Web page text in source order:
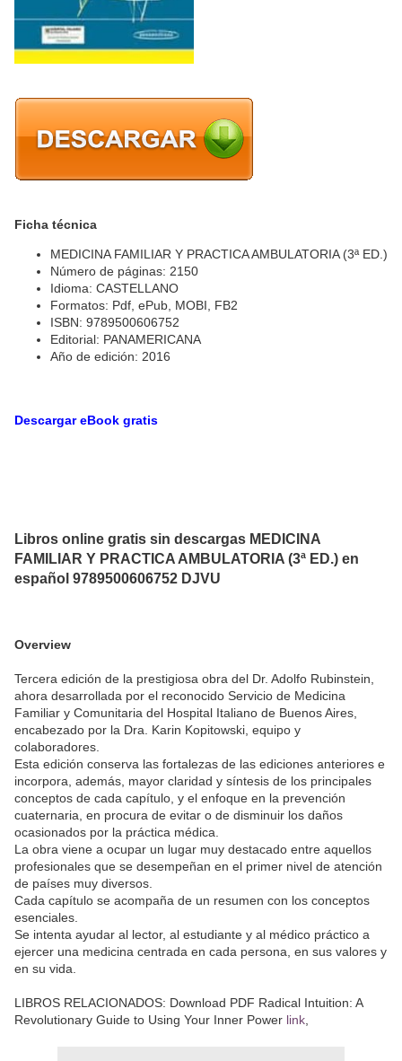
Ficha técnica
MEDICINA FAMILIAR Y PRACTICA AMBULATORIA (3ª ED.)
Número de páginas: 2150
Idioma: CASTELLANO
Formatos: Pdf, ePub, MOBI, FB2
ISBN: 9789500606752
Editorial: PANAMERICANA
Año de edición: 2016
Descargar eBook gratis
Libros online gratis sin descargas MEDICINA
FAMILIAR Y PRACTICA AMBULATORIA (3ª ED.) en
español 9789500606752 DJVU
Overview
Tercera edición de la prestigiosa obra del Dr. Adolfo Rubinstein,
ahora desarrollada por el reconocido Servicio de Medicina
Familiar y Comunitaria del Hospital Italiano de Buenos Aires,
encabezado por la Dra. Karin Kopitowski, equipo y
colaboradores.
Esta edición conserva las fortalezas de las ediciones anteriores e
incorpora, además, mayor claridad y síntesis de los principales
conceptos de cada capítulo, y el enfoque en la prevención
cuaternaria, en procura de evitar o de disminuir los daños
ocasionados por la práctica médica.
La obra viene a ocupar un lugar muy destacado entre aquellos
profesionales que se desempeñan en el primer nivel de atención
de países muy diversos.
Cada capítulo se acompaña de un resumen con los conceptos
esenciales.
Se intenta ayudar al lector, al estudiante y al médico práctico a
ejercer una medicina centrada en cada persona, en sus valores y
en su vida.
LIBROS RELACIONADOS: Download PDF Radical Intuition: A
Revolutionary Guide to Using Your Inner Power link